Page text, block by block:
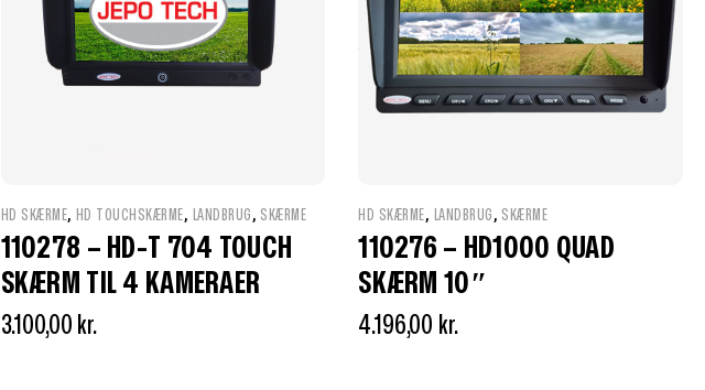
HD SKÆRME, HD TOUCHSKÆRME, LANDBRUG , SKÆRME
110278 – HD-T 704 TOUCH
SKÆRM TIL 4 KAMERAER
3.100,00 kr.
HD SKÆRME, LANDBRUG , SKÆRME
110276 – HD1000 QUAD
SKÆRM 10″
4.196,00 kr.